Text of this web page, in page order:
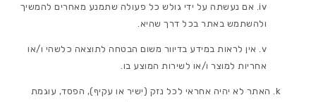
אם נעשתה על ידי גולש כל פעולה שתמנע מאחרים להמשיך
ולהשתמש באתר בכל דרך שהיא.
אין לראות במידע בדיוור משום הבטחה לתוצאה כלשהי ו/או
אחריות למוצר ו/או לשירות המוצע בו.
האתר לא יהיה אחראי לכל נזק (ישיר או עקיף), הפסד, עוגמת